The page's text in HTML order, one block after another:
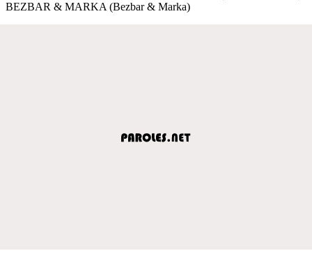
BEZBAR & MARKA (Bezbar & Marka)